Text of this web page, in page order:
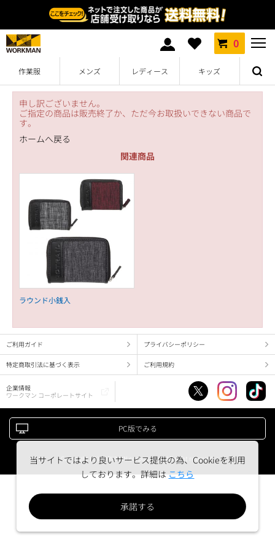
0
作業服 メンズ レディース キッズ
申し訳ございません。
ご指定の商品は販売終了か、ただ今お取扱いできない商品で
す。
ホームへ戻る
関連商品
ラウンド小銭入
ご利用ガイド プライバシーポリシー
特定商取引法に基づく表示 ご利用規約
企業情報
ワークマン コーポレートサイト
PC版でみる
Copyright (c) WORKMAN corporation. All right reserved.
当サイトではより良いサービス提供の為、Cookieを利用
しております。詳細はこちら
承諾する